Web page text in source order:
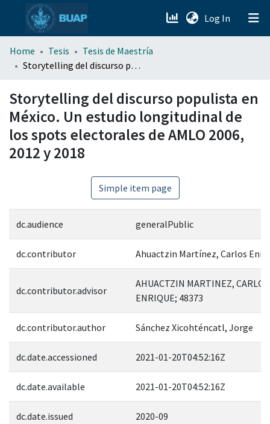
Log In (current)
menu.section.about_menu
Home Tesis
Tesis de Maestría
Storytelling del discurso populista en México. Un estudio longitudinal de los spots electorales de AMLO 2006, 2012 y 2018
Storytelling del discurso populista en
México. Un estudio longitudinal de
los spots electorales de AMLO 2006,
2012 y 2018
Simple item page
dc.audience generalPublic
dc.contributor Ahuactzin Martínez, Carlos
dc.contributor.advisor
AHUACTZIN MARTINEZ, CARLOS
ENRIQUE; 48373
dc.contributor.author Sánchez Xicohténcatl, Jorge
dc.date.accessioned 2021-01-20T04:52:16Z
dc.date.available 2021-01-20T04:52:16Z
dc.date.issued 2020-09